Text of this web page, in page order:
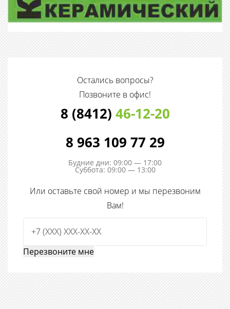
Остались вопросы?
Позвоните в офис!
8 (8412) 46-12-20
8 963 109 77 29
Будние дни: 09:00 — 17:00
Суббота: 09:00 — 13:00
Или оставьте свой номер и мы перезвоним
Вам!